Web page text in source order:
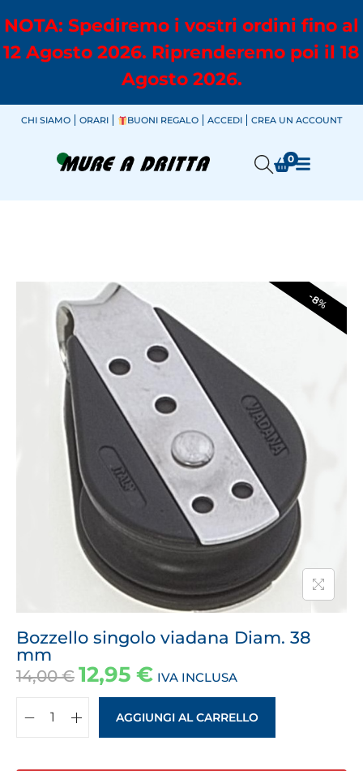
NOTA: Spediremo i vostri ordini fino al
12 Agosto 2026. Riprenderemo poi il 18
Agosto 2026.
CHI SIAMO ORARI BUONI REGALO ACCEDI CREA UN ACCOUNT
0
-8%
Bozzello singolo viadana Diam. 38
mm
14,00€ 12,95 € IVA INCLUSA
AGGIUNGI AL CARRELLO